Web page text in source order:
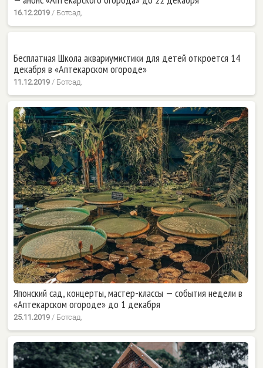
16.12.2019 / Ботсад,
Бесплатная Школа аквариумистики для детей откроется 14
декабря в «Аптекарском огороде»
11.12.2019 / Ботсад,
Японский сад, концерты, мастер-классы — события недели в
«Аптекарском огороде» до 1 декабря
25.11.2019 / Ботсад,